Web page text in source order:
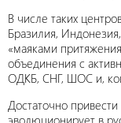
В числе таких
Бразилия,
«маяками
объединения с
ОДКБ, СНГ, ШОС и,
Достаточно
эволюционирует в